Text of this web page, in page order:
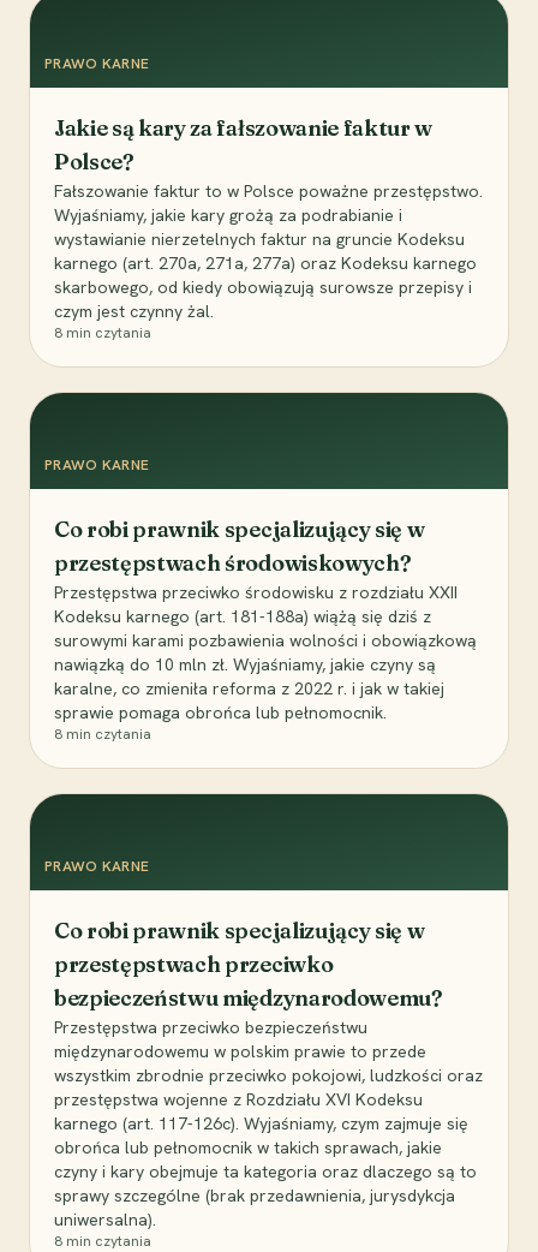
PRAWO KARNE
Jakie są kary za fałszowanie faktur w
Polsce?
Fałszowanie faktur to w Polsce poważne przestępstwo.
Wyjaśniamy, jakie kary grożą za podrabianie i
wystawianie nierzetelnych faktur na gruncie Kodeksu
karnego (art. 270a, 271a, 277a) oraz Kodeksu karnego
skarbowego, od kiedy obowiązują surowsze przepisy i
czym jest czynny żal.
8 min czytania
PRAWO KARNE
Co robi prawnik specjalizujący się w
przestępstwach środowiskowych?
Przestępstwa przeciwko środowisku z rozdziału XXII
Kodeksu karnego (art. 181-188a) wiążą się dziś z
surowymi karami pozbawienia wolności i obowiązkową
nawiązką do 10 mln zł. Wyjaśniamy, jakie czyny są
karalne, co zmieniła reforma z 2022 r. i jak w takiej
sprawie pomaga obrońca lub pełnomocnik.
8 min czytania
PRAWO KARNE
Co robi prawnik specjalizujący się w
przestępstwach przeciwko
bezpieczeństwu międzynarodowemu?
Przestępstwa przeciwko bezpieczeństwu
międzynarodowemu w polskim prawie to przede
wszystkim zbrodnie przeciwko pokojowi, ludzkości oraz
przestępstwa wojenne z Rozdziału XVI Kodeksu
karnego (art. 117-126c). Wyjaśniamy, czym zajmuje się
obrońca lub pełnomocnik w takich sprawach, jakie
czyny i kary obejmuje ta kategoria oraz dlaczego są to
sprawy szczególne (brak przedawnienia, jurysdykcja
uniwersalna).
8 min czytania